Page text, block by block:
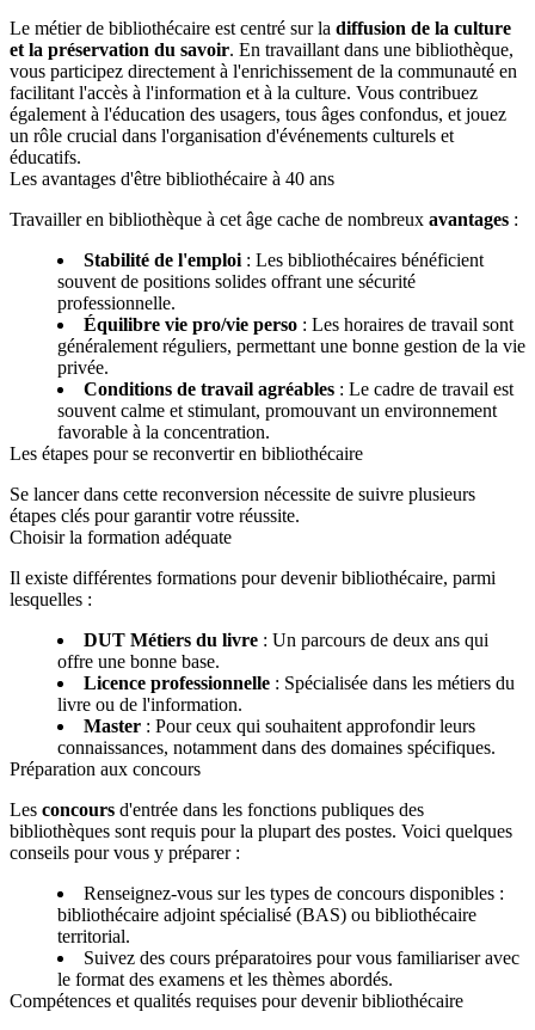
Le métier de bibliothécaire est centré sur la diffusion de la culture
et la préservation du savoir. En travaillant dans une bibliothèque,
vous participez directement à l'enrichissement de la communauté en
facilitant l'accès à l'information et à la culture. Vous contribuez
également à l'éducation des usagers, tous âges confondus, et jouez
un rôle crucial dans l'organisation d'événements culturels et
éducatifs.
Les avantages d'être bibliothécaire à 40 ans
Travailler en bibliothèque à cet âge cache de nombreux avantages :
Stabilité de l'emploi : Les bibliothécaires bénéficient
souvent de positions solides offrant une sécurité
professionnelle.
Équilibre vie pro/vie perso : Les horaires de travail sont
généralement réguliers, permettant une bonne gestion de la vie
privée.
Conditions de travail agréables : Le cadre de travail est
souvent calme et stimulant, promouvant un environnement
favorable à la concentration.
Les étapes pour se reconvertir en bibliothécaire
Se lancer dans cette reconversion nécessite de suivre plusieurs
étapes clés pour garantir votre réussite.
Choisir la formation adéquate
Il existe différentes formations pour devenir bibliothécaire, parmi
lesquelles :
DUT Métiers du livre : Un parcours de deux ans qui
offre une bonne base.
Licence professionnelle : Spécialisée dans les métiers du
livre ou de l'information.
Master : Pour ceux qui souhaitent approfondir leurs
connaissances, notamment dans des domaines spécifiques.
Préparation aux concours
Les concours d'entrée dans les fonctions publiques des
bibliothèques sont requis pour la plupart des postes. Voici quelques
conseils pour vous y préparer :
Renseignez-vous sur les types de concours disponibles :
bibliothécaire adjoint spécialisé (BAS) ou bibliothécaire
territorial.
Suivez des cours préparatoires pour vous familiariser avec
le format des examens et les thèmes abordés.
Compétences et qualités requises pour devenir bibliothécaire